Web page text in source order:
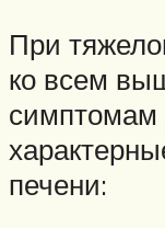
При
ко всем
симптомам
печени: